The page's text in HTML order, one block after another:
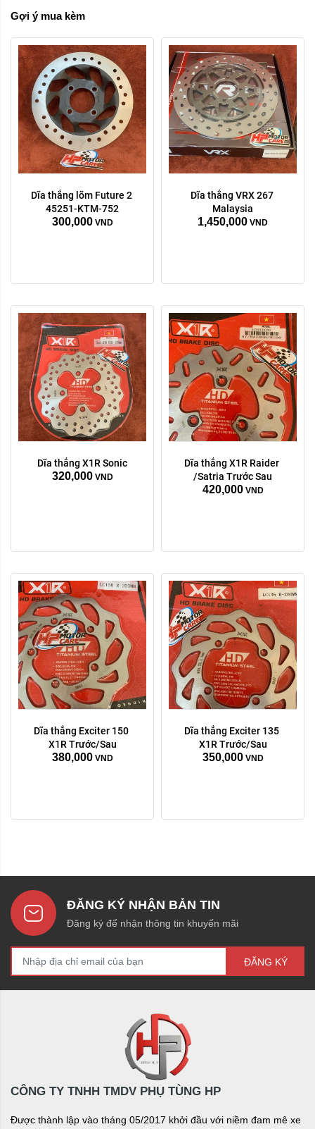
Gợi ý mua kèm
Dĩa thắng lõm Future 2
45251-KTM-752
300,000 VND
Dĩa thắng VRX 267
Malaysia
1,450,000 VND
Dĩa thắng X1R Sonic
320,000 VND
Trước Sau:
Trước
Sau
Dĩa thắng X1R Raider
/Satria Trước Sau
420,000 VND
Trước Sau:
Dĩa thắng Exciter 150
X1R Trước/Sau
380,000 VND
Trước Sau:
Trước
Sau
Dĩa thắng Exciter 135
X1R Trước/Sau
350,000 VND
ĐĂNG KÝ NHẬN BẢN TIN
Đăng ký để nhận thông tin khuyến mãi
ĐĂNG KÝ
CÔNG TY TNHH TMDV PHỤ TÙNG HP
Được thành lập vào tháng 05/2017 khởi đầu với niềm đam mê xe